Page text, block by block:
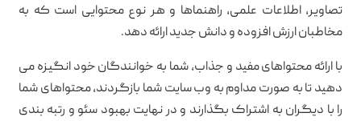
تصاویر، اطلاعات علمی، راهنماها و هر نوع محتوایی است که به
مخاطبان ارزش افزوده و دانش جدید ارائه دهد.
با ارائه محتواهای مفید و جذاب، شما به خوانندگان خود انگیزه می
دهید تا به صورت مداوم به وب سایت شما بازگردند، محتواهای شما
را با دیگران به اشتراک بگذارند و در نهایت بهبود سئو و رتبه بندی